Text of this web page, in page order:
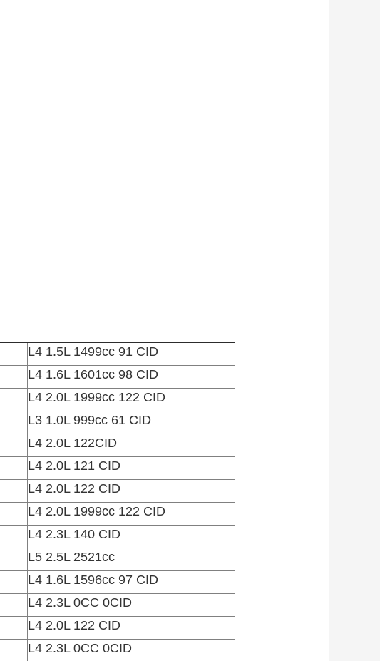
L4 1.5L 1499cc 91 CID
L4 1.6L 1601cc 98 CID
L4 2.0L 1999cc 122 CID
L3 1.0L 999cc 61 CID
L4 2.0L 122CID
L4 2.0L 121 CID
L4 2.0L 122 CID
L4 2.0L 1999cc 122 CID
L4 2.3L 140 CID
L5 2.5L 2521cc
L4 1.6L 1596cc 97 CID
L4 2.3L 0CC 0CID
L4 2.0L 122 CID
L4 2.3L 0CC 0CID